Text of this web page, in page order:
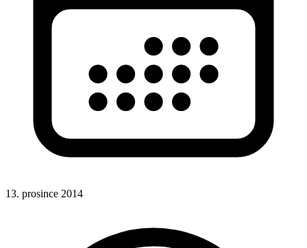
13. prosince 2014